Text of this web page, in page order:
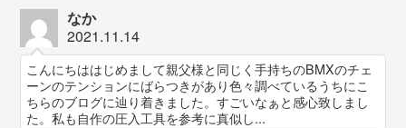
なか
2021.11.14
こんにちははじめまして親父様と同じく手持ちのBMXのチェ
ーンのテンションにばらつきがあり色々調べているうちにこ
ちらのブログに辿り着きました。すごいなぁと感心致しまし
た。私も自作の圧入工具を参考に真似し...